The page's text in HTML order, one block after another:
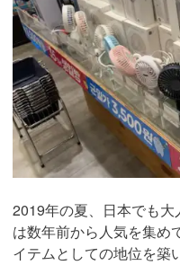
2019年の夏、日本でも大
は数年前から人気を集め
イテムとしての地位を築